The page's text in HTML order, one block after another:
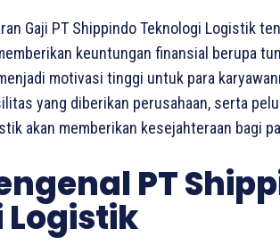
Gaji PT Shippindo Teknologi Logistik
keuntungan finansial berupa
motivasi tinggi untuk para
yang diberikan perusahaan, serta
akan memberikan kesejahteraan bagi
PT
Logistik